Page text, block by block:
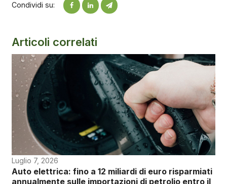
Condividi su:
Articoli correlati
Luglio 7, 2026
Auto elettrica: fino a 12 miliardi di euro risparmiati
annualmente sulle importazioni di petrolio entro il